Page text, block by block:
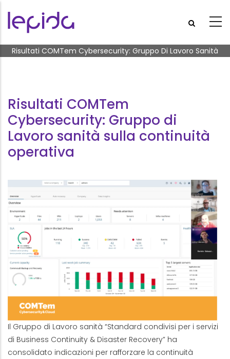
Briciole di pane
Risultati COMTem Cybersecurity: Gruppo Di Lavoro Sanità
Risultati COMTem
Cybersecurity: Gruppo di
Lavoro sanità sulla continuità
operativa
Il Gruppo di Lavoro sanità “Standard condivisi per i servizi
di Business Continuity & Disaster Recovery” ha
consolidato indicazioni per rafforzare la continuità